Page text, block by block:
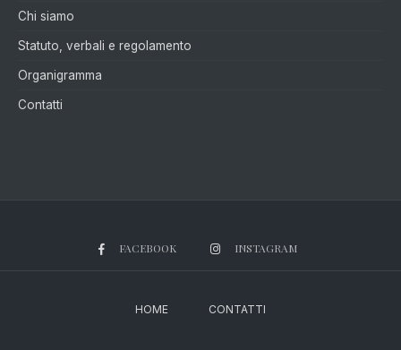
Chi siamo
Statuto, verbali e regolamento
Organigramma
Contatti
FACEBOOK INSTAGRAM
HOME CONTATTI